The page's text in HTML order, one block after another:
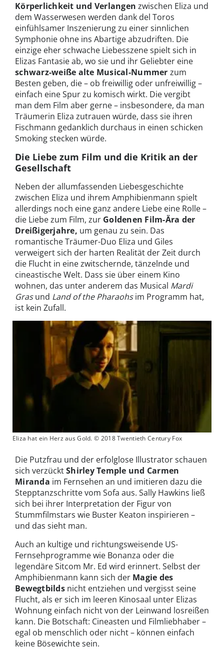
Körperlichkeit und Verlangen zwischen Eliza und
dem Wasserwesen werden dank del Toros
einfühlsamer Inszenierung zu einer sinnlichen
Symphonie ohne ins Abartige abzudriften. Die
einzige eher schwache Liebesszene spielt sich in
Elizas Fantasie ab, wo sie und ihr Geliebter eine
schwarz-weiße alte Musical-Nummer zum
Besten geben, die – ob freiwillig oder unfreiwillig –
einfach eine Spur zu komisch wirkt. Die vergibt
man dem Film aber gerne – insbesondere, da man
Träumerin Eliza zutrauen würde, dass sie ihren
Fischmann gedanklich durchaus in einen schicken
Smoking stecken würde.
Die Liebe zum Film und die Kritik an der
Gesellschaft
Neben der allumfassenden Liebesgeschichte
zwischen Eliza und ihrem Amphibienmann spielt
allerdings noch eine ganz andere Liebe eine Rolle –
die Liebe zum Film, zur Goldenen Film-Ära der
Dreißigerjahre, um genau zu sein. Das
romantische Träumer-Duo Eliza und Giles
verweigert sich der harten Realität der Zeit durch
die Flucht in eine zwitschernde, tänzelnde und
cineastische Welt. Dass sie über einem Kino
wohnen, das unter anderem das Musical Mardi
Grasund Land of the Pharaohsim Programm hat,
ist kein Zufall.
Eliza hat ein Herz aus Gold. © 2018 Twentieth Century Fox
Die Putzfrau und der erfolglose Illustrator schauen
sich verzücktShirley Temple und Carmen
Miranda im Fernsehen an und imitieren dazu die
Stepptanzschritte vom Sofa aus. Sally Hawkins ließ
sich bei ihrer Interpretation der Figur von
Stummfilmstars wie Buster Keaton inspirieren –
und das sieht man.
Auch an kultige und richtungsweisende US-
Fernsehprogramme wie Bonanza oder die
legendäre Sitcom Mr. Ed wird erinnert. Selbst der
Amphibienmann kann sich der Magie des
Bewegtbildsnicht entziehen und vergisst seine
Flucht, als er sich im leeren Kinosaal unter Elizas
Wohnung einfach nicht von der Leinwand losreißen
kann. Die Botschaft: Cineasten und Filmliebhaber –
egal ob menschlich oder nicht – können einfach
keine Bösewichte sein.